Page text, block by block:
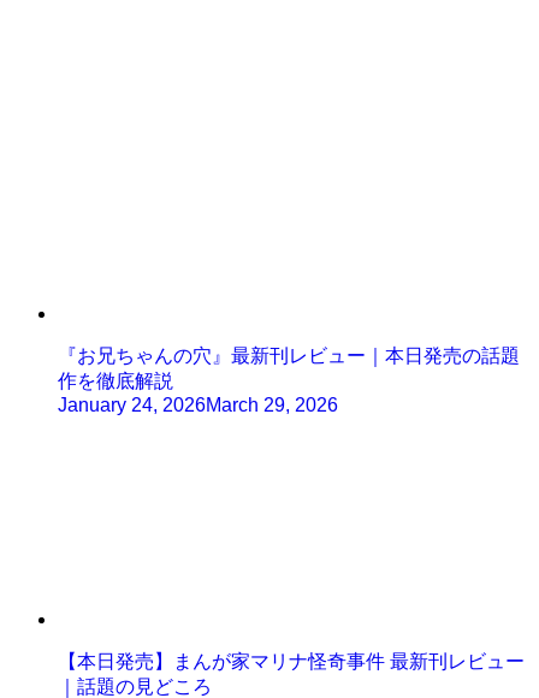
『お兄ちゃんの穴』最新刊レビュー｜本日発売の話題
作を徹底解説
January 24, 2026March 29, 2026
【本日発売】まんが家マリナ怪奇事件 最新刊レビュー
｜話題の見どころ